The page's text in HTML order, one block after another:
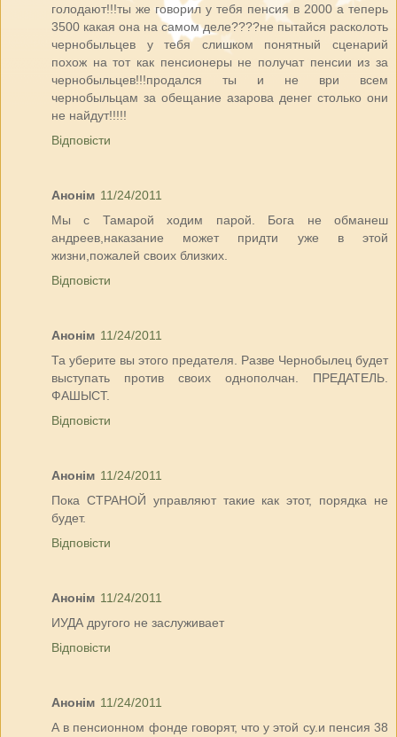
голодают!!!ты же говорил у тебя пенсия в 2000 а теперь
3500 какая она на самом деле????не пытайся расколоть
чернобыльцев у тебя слишком понятный сценарий
похож на тот как пенсионеры не получат пенсии из за
чернобыльцев!!!продался ты и не ври всем
чернобыльцам за обещание азарова денег столько они
не найдут!!!!!
Відповісти
Анонім 11/24/2011
Мы с Тамарой ходим парой. Бога не обманеш
андреев,наказание может придти уже в этой
жизни,пожалей своих близких.
Відповісти
Анонім 11/24/2011
Та уберите вы этого предателя. Разве Чернобылец будет
выступать против своих однополчан. ПРЕДАТЕЛЬ.
ФАШЫСТ.
Відповісти
Анонім 11/24/2011
Пока СТРАНОЙ управляют такие как этот, порядка не
будет.
Відповісти
Анонім 11/24/2011
ИУДА другого не заслуживает
Відповісти
Анонім 11/24/2011
А в пенсионном фонде говорят, что у этой су.и пенсия 38